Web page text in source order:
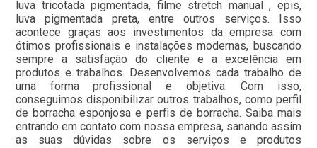
luva tricotada pigmentada, filme stretch manual , epis,
luva pigmentada preta, entre outros serviços. Isso
acontece graças aos investimentos da empresa com
ótimos profissionais e instalações modernas, buscando
sempre a satisfação do cliente e a excelência em
produtos e trabalhos. Desenvolvemos cada trabalho de
uma forma profissional e objetiva. Com isso,
conseguimos disponibilizar outros trabalhos, como perfil
de borracha esponjosa e perfis de borracha. Saiba mais
entrando em contato com nossa empresa, sanando assim
as suas dúvidas sobre os serviços e produtos